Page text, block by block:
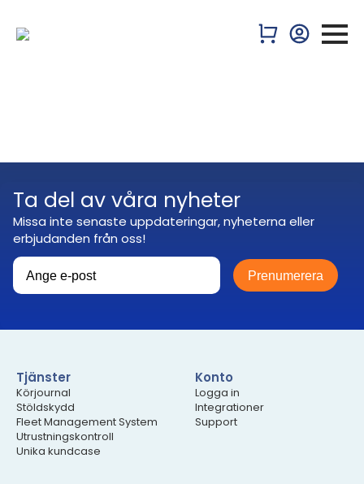
Ta del av våra nyheter
Missa inte senaste uppdateringar, nyheterna eller
erbjudanden från oss!
Prenumerera
Tjänster
Körjournal
Stöldskydd
Fleet Management System
Utrustningskontroll
Unika kundcase
Konto
Logga in
Integrationer
Support